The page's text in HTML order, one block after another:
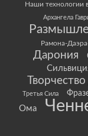
Наши технологии
Архангела
Рамона-
Дарония
Третья Сила
Ома